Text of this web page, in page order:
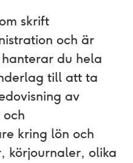
skrift
och är
du hela
till att ta
av
kring lön och
körjournaler, olika